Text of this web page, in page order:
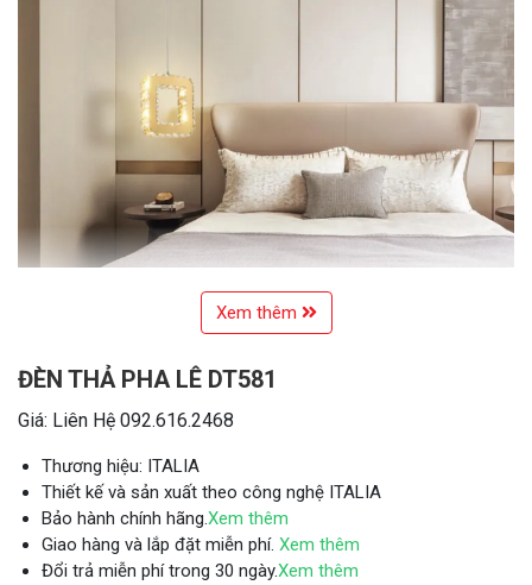
Xem thêm
ĐÈN THẢ PHA LÊ DT581
Giá: Liên Hệ 092.616.2468
Thương hiệu: ITALIA
Thiết kế và sản xuất theo công nghệ ITALIA
Bảo hành chính hãng.Xem thêm
Giao hàng và lắp đặt miễn phí. Xem thêm
Đổi trả miễn phí trong 30 ngày.Xem thêm